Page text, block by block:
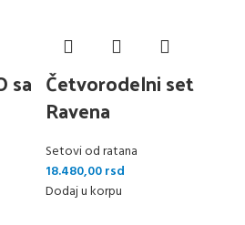
sa Četvorodelni set
Ravena
Setovi od ratana
18.480,00rsd
Dodaj u korpu